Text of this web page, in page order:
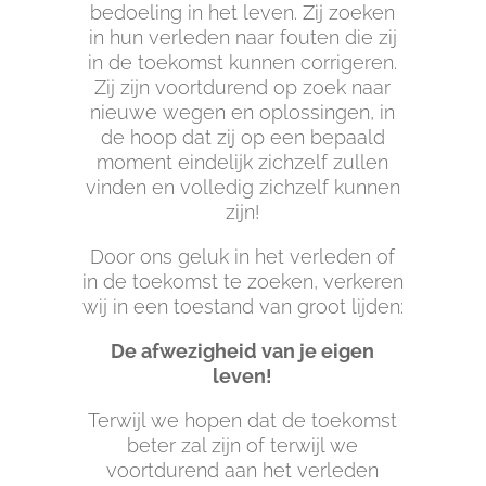
bedoeling in het leven. Zij zoeken
in hun verleden naar fouten die zij
in de toekomst kunnen corrigeren.
Zij zijn voortdurend op zoek naar
nieuwe wegen en oplossingen, in
de hoop dat zij op een bepaald
moment eindelijk zichzelf zullen
vinden en volledig zichzelf kunnen
zijn!
Door ons geluk in het verleden of
in de toekomst te zoeken, verkeren
wij in een toestand van groot lijden:
De afwezigheid van je eigen
leven!
Terwijl we hopen dat de toekomst
beter zal zijn of terwijl we
voortdurend aan het verleden